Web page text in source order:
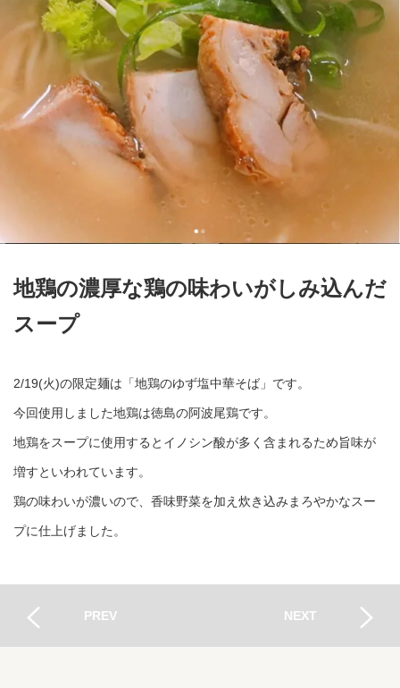
地鶏の濃厚な鶏の味わいがしみ込んだ
スープ
2/19(火)の限定麺は「地鶏のゆず塩中華そば」です。
今回使用しました地鶏は徳島の阿波尾鶏です。
地鶏をスープに使用するとイノシン酸が多く含まれるため旨味が
増すといわれています。
鶏の味わいが濃いので、香味野菜を加え炊き込みまろやかなスー
プに仕上げました。
PREV NEXT